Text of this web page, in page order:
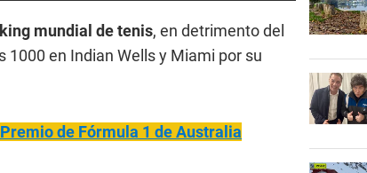
mundial de tenis, en detrimento del
en Indian Wells y Miami por su
de Fórmula 1 de Australia